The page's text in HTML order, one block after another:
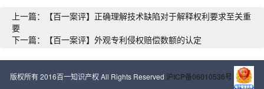
上一篇：【百一案评】正确理解技术缺陷对于解释权利要求至关重
要
下一篇：【百一案评】外观专利侵权赔偿数额的认定
版权所有 2016百一知识产权 All Rights Reserved 沪ICP备06010536号